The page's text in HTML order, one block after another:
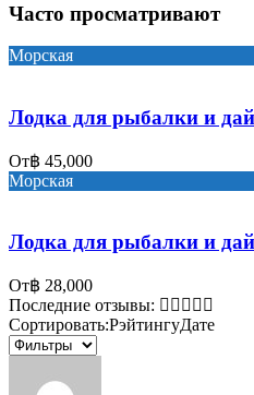
Часто просматривают
Морская
Лодка для рыбалки и
От฿ 45,000
Морская
Лодка для рыбалки и
От฿ 28,000
Последние отзывы:
Сортировать:РэйтингуДате